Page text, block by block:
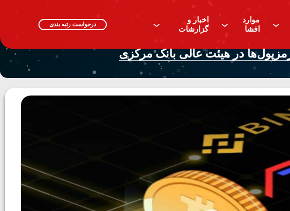
^
موارد
افشا
^
اخبار و
گزارشات
^ درخواست رتبه بندی
در هیئت عالی بانک مرکزی